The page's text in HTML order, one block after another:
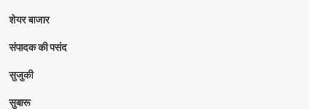
शेयर बाजार
संपादक की पसंद
सुजुकी
सुबारू